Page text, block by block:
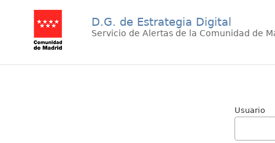
D.G. de Estrategia Digital
Servicio de Alertas de la Comunidad de
Usuario